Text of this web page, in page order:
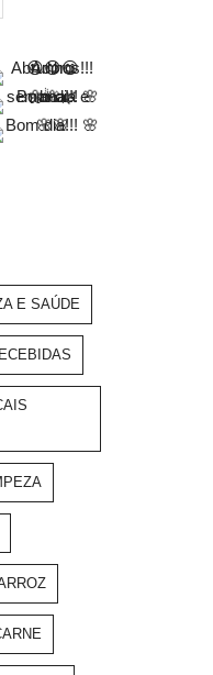
E SAÚDE